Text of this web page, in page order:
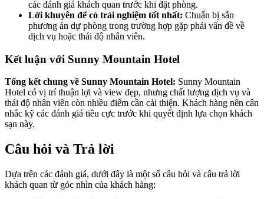
các đánh giá khách quan trước khi đặt phòng.
Lời khuyên để có trải nghiệm tốt nhất: Chuẩn bị sẵn
phương án dự phòng trong trường hợp gặp phải vấn đề về
dịch vụ hoặc thái độ nhân viên.
Kết luận với Sunny Mountain Hotel
Tổng kết chung về Sunny Mountain Hotel: Sunny Mountain
Hotel có vị trí thuận lợi và view đẹp, nhưng chất lượng dịch vụ và
thái độ nhân viên còn nhiều điểm cần cải thiện. Khách hàng nên cân
nhắc kỹ các đánh giá tiêu cực trước khi quyết định lựa chọn khách
sạn này.
Câu hỏi và Trả lời
Dựa trên các đánh giá, dưới đây là một số câu hỏi và câu trả lời
khách quan từ góc nhìn của khách hàng: